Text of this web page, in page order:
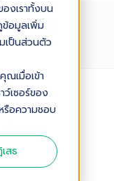
องเราทั้งบน
ข้อมูลเพิ่ม
เป็นส่วนตัว
ณเมื่อเข้า
ว์เซอร์ของ
รือความชอบ
สธ
ร CRM